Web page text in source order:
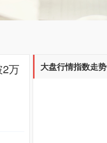
万
大盘行情指数走势